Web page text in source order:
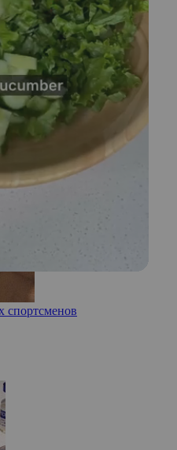
терапия
спортсменов